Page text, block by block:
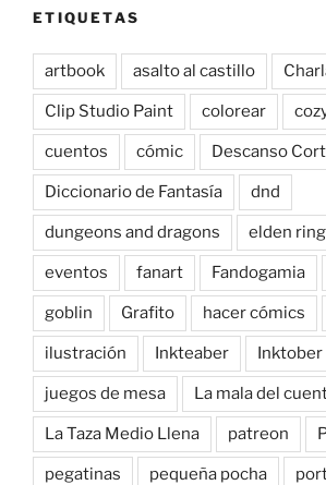
ETIQUETAS
artbook asalto al castillo
Clip Studio Paint colorear
cuentos cómic Descanso
Diccionario de Fantasía dnd
dungeons and dragons elden ring
eventos fanart Fandogamia
goblin Grafito hacer cómics
ilustración Inkteaber Inktober
juegos de mesa La mala del
La Taza Medio Llena patreon
pegatinas pequeña pocha